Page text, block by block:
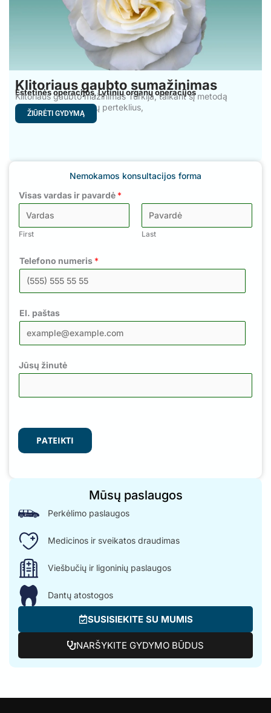
Klitoriaus gaubto sumažinimas
Estetinės operacijos,Lytinių organų operacijos
Klitoriaus gaubto mažinimas Turkija, taikant šį metodą
sumažinamas audinių perteklius,
ŽIŪRĖTI GYDYMĄ
Nemokamos konsultacijos forma
Visas vardas ir pavardė *
First Last
Telefono numeris *
El. paštas
Jūsų žinutė
PATEIKTI
Mūsų paslaugos
Perkėlimo paslaugos
Medicinos ir sveikatos draudimas
Viešbučių ir ligoninių paslaugos
Dantų atostogos
SUSISIEKITE SU MUMIS
NARŠYKITE GYDYMO BŪDUS